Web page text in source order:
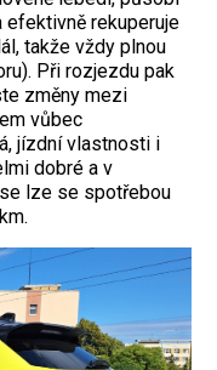
efektivně rekuperuje
takže vždy plnou
Při rozjezdu pak
změny mezi
vůbec
jízdní vlastnosti i
dobré a v
lze se spotřebou